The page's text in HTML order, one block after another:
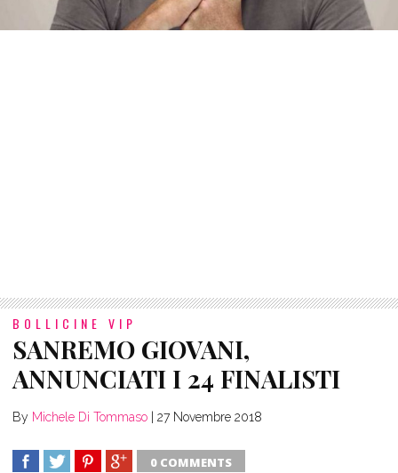
BOLLICINE VIP
SANREMO GIOVANI,
ANNUNCIATI I 24 FINALISTI
By Michele Di Tommaso 27 Novembre 2018
0 COMMENTS